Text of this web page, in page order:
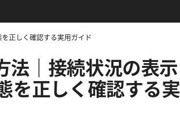
正しく確認する実用ガイド
法｜接続状況の表示
を正しく確認する実